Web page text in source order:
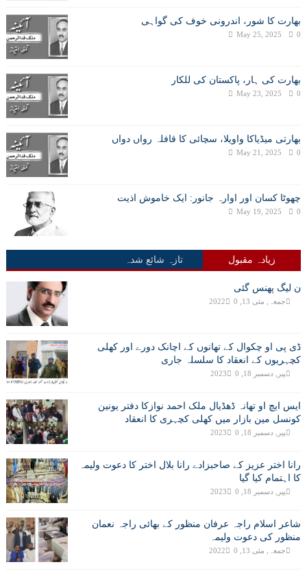
بھارت کا شور، اندرونی خوف کی گواہی
May 25, 2025 0
بھارت کی ہار، پاکستان کی للکار
May 23, 2025 0
بھارتی میڈیاکا واویلا، سچائی کا قافلہ رواں دواں
May 21, 2025 0
چھوٹا کسان اور اوارہ جانور: ایک خاموش اذیت
May 19, 2025 0
زیادہ مقبول تازہ شائع شدہ
ن لیگ پھنس گئی
جمعہ, مئی 13, 2022 0
ڈی پی او چکوال کے تھانوں کے اچانک دورے اور کھلی
کچہریوں کے انعقاد کا سلسلہ جاری
پیر, دسمبر 18, 2023 0
ایس ایچ او تھانہ ڈھڈیال ملک احمد نوازکا دفتر یونین
کونسل مین بازار میں کھلی کچہری کا انعقاد
پیر, دسمبر 18, 2023 0
رانا اختر عزیز کے صاحبزادے رانا بلال اختر کا دعوت ولیمہ
کا اہتمام کیا گیا
پیر, دسمبر 18, 2023 0
شاعر اسلام راجہ عرفان منظور کے بھائی راجہ نعمان
منظور کی دعوت ولیمہ
جمعہ, مئی 13, 2022 0